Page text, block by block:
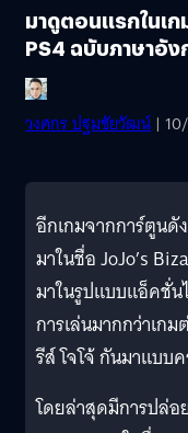
มาดูตอนแรกในเก
PS4 ฉบับภาษาอั
วงศกร ปฐมชัยวัฒน์ |
อีกเกมจากการ์ตูนดั
มาในชื่อ JoJo’s
มาในรูปแบบแอ็คชั่น
การเล่นมากกว่าเก
รีส์ โจโจ้ กันมาแบ
โดยล่าสุดมีการปล่อ